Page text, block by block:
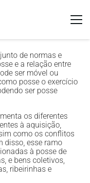
de normas e
e a relação entre
ser móvel ou
posse o exercício
ser posse
os diferentes
à aquisição,
como os conflitos
disso, esse ramo
à posse de
e bens coletivos,
ribeirinhas e